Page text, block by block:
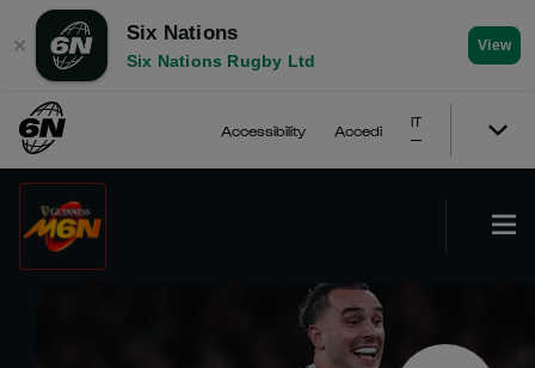
✕
Six Nations
Six Nations Rugby Ltd
View
Accessibility Accedi
IT